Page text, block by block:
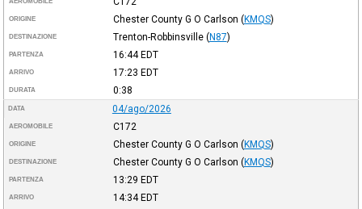
ORIGINE Chester County G O Carlson (KMQS)
DESTINAZIONE Trenton-Robbinsville (N87)
PARTENZA 16:44 EDT
ARRIVO 17:23 EDT
DURATA 0:38
DATA 04/ago/2026
AEROMOBILE C172
ORIGINE Chester County G O Carlson (KMQS)
DESTINAZIONE Chester County G O Carlson (KMQS)
PARTENZA 13:29 EDT
ARRIVO 14:34 EDT